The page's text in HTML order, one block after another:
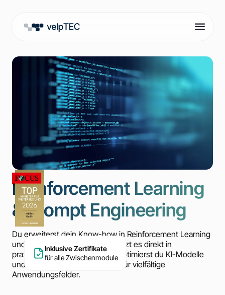
Inklusive Zertifikate
für alle Zwischenmodule
Reinforcement Learning
& Prompt Engineering
Du erweiterst dein Know-how in Reinforcement Learning
und Prompt Engineering und setzt es direkt in
praxisnahen Projekten um. So optimierst du KI-Modelle
und erstellst effektive Prompts für vielfältige
Anwendungsfelder.